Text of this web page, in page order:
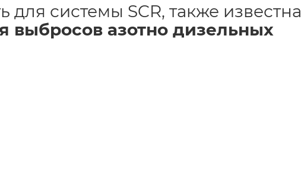
для системы SCR, также известна
выбросов азотно дизельных